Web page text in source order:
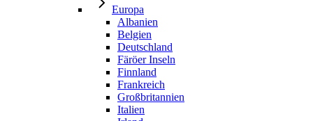
Europa
Albanien
Belgien
Deutschland
Färöer Inseln
Finnland
Frankreich
Großbritannien
Italien